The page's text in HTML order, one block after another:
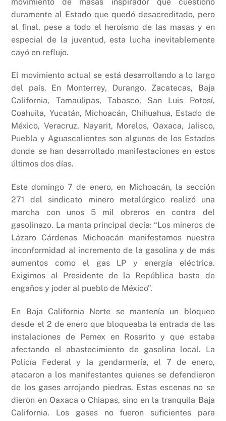
duramente al Estado que quedó desacreditado, pero
al final, pese a todo el heroísmo de las masas y en
especial de la juventud, esta lucha inevitablemente
cayó en reflujo.
El movimiento actual se está desarrollando a lo largo
del país. En Monterrey, Durango, Zacatecas, Baja
California, Tamaulipas, Tabasco, San Luis Potosí,
Coahuila, Yucatán, Michoacán, Chihuahua, Estado de
México, Veracruz, Nayarit, Morelos, Oaxaca, Jalisco,
Puebla y Aguascalientes son algunos de los Estados
donde se han desarrollado manifestaciones en estos
últimos dos días.
Este domingo 7 de enero, en Michoacán, la sección
271 del sindicato minero metalúrgico realizó una
marcha con unos 5 mil obreros en contra del
gasolinazo. La manta principal decía: “Los mineros de
Lázaro Cárdenas Michoacán manifestamos nuestra
inconformidad al incremento de la gasolina y de más
aumentos como el gas LP y energía eléctrica.
Exigimos al Presidente de la República basta de
engaños y joder al pueblo de México”.
En Baja California Norte se mantenía un bloqueo
desde el 2 de enero que bloqueaba la entrada de las
instalaciones de Pemex en Rosarito y que estaba
afectando el abastecimiento de gasolina local. La
Policía Federal y la gendarmería, el 7 de enero,
atacaron a los manifestantes quienes se defendieron
de los gases arrojando piedras. Estas escenas no se
dieron en Oaxaca o Chiapas, sino en la tranquila Baja
California. Los gases no fueron suficientes para